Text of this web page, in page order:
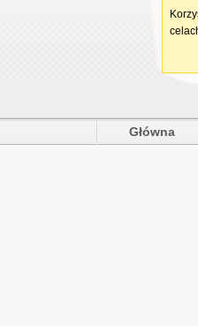
Główna